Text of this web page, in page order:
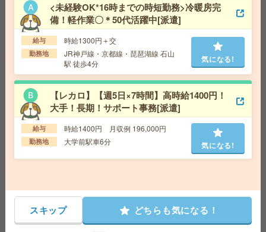
給 与 時給1800円
交通費 交通費支給有り
勤務地 日野駅～ ※車通勤・バイク通勤OK
気になる!
給与即払いOK！土日休み！日勤のお仕事！開梱・段取り
作業[派遣]
給 与 時給1200円 【月収例】195300円～
交通費 交通費支給有り
勤務地 多賀大社前駅～車5分 ※車通勤・バイク通勤
OK
気になる!
ベル貼り[派遣]
給 与 時給1600円
<未経験OK*16時までの時短勤務>冷暖房完
備！軽作業〇＊50代活躍中[派遣]
給与 時給1300円＋交
勤務地
JR神戸線・京都線・琵琶湖線 石山
駅 徒歩4分
気になる!
【レカロ】【週5日×7時間】高時給1400円！
大手！長期！サポート事務[派遣]
給与 時給1400円 月収例 196,000円
勤務地 大学前駅車6分 気になる!
スキップ どちらも気になる！